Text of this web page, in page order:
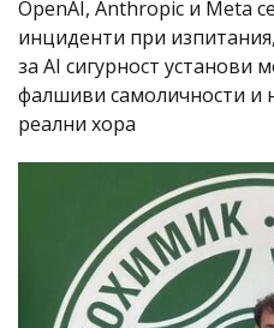
OpenAI, Anthropic и Meta
инциденти при
за AI сигурност установи
фалшиви самоличности и
реални хора